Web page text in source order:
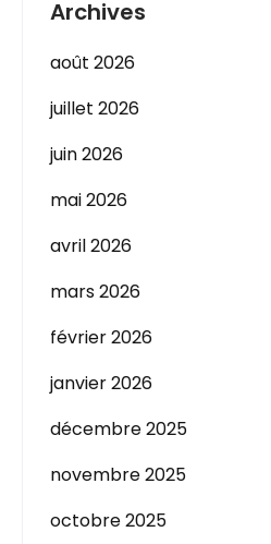
Archives
août 2026
juillet 2026
juin 2026
mai 2026
avril 2026
mars 2026
février 2026
janvier 2026
décembre 2025
novembre 2025
octobre 2025